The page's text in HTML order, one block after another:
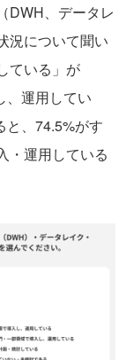
DWH、データレ
況について聞い
ている」が
、運用してい
と、74.5%がす
・運用している